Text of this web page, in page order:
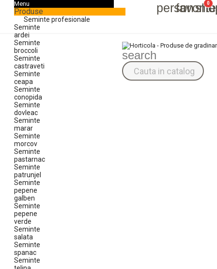
Menu
Produse
Seminte profesionale
Seminte
ardei
Seminte
broccoli
Seminte
castraveti
Seminte
ceapa
Seminte
conopida
Seminte
dovleac
Seminte
marar
Seminte
morcov
Seminte
pastarnac
Seminte
patrunjel
Seminte
pepene
galben
Seminte
pepene
verde
Seminte
salata
Seminte
spanac
Seminte
person
Autentifică-te Înregistrează-te
0
search